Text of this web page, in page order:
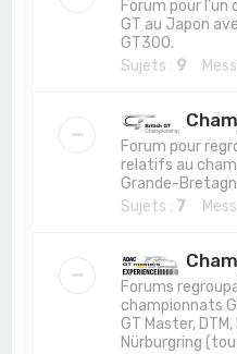
Forum pour l'un
GT au Japon
GT300.
Sujets : 9
Forum pour
relatifs au
Grande-
Sujets : 7
Forums
championnats
GT Master,
Nürburgring